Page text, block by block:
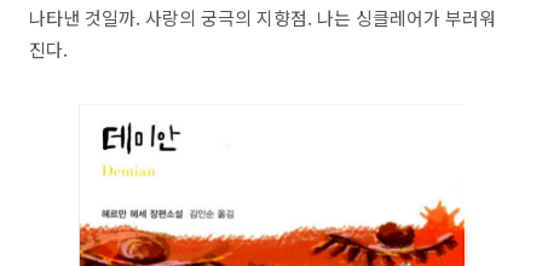
나타낸 것일까. 사랑의 궁극의 지향점. 나는 싱클레어가 부러워
진다.